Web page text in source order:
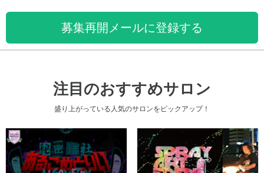
募集再開メールに登録する
注目のおすすめサロン
盛り上がっている人気のサロンをピックアップ！